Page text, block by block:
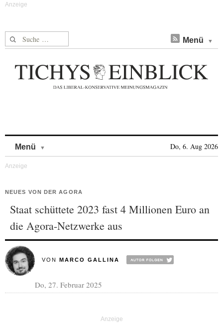
Suche nach: Menü
Menü Do, 6. Aug 2026
NEUES VON DER AGORA
Staat schüttete 2023 fast 4 Millionen Euro an
die Agora-Netzwerke aus
VON MARCO GALLINA
Do, 27. Februar 2025